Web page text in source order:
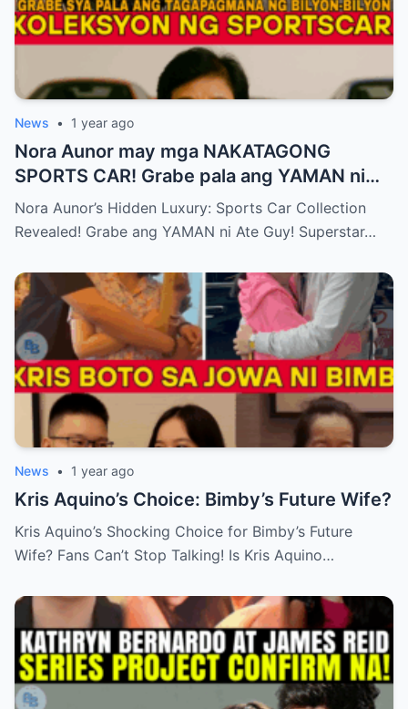
News • 1 year ago
Nora Aunor may mga NAKATAGONG
SPORTS CAR! Grabe pala ang YAMAN ni
Ate Guy Superstar talaga!
Nora Aunor’s Hidden Luxury: Sports Car Collection
Revealed! Grabe ang YAMAN ni Ate Guy! Superstar…
News • 1 year ago
Kris Aquino’s Choice: Bimby’s Future Wife?
Kris Aquino’s Shocking Choice for Bimby’s Future
Wife? Fans Can’t Stop Talking! Is Kris Aquino…